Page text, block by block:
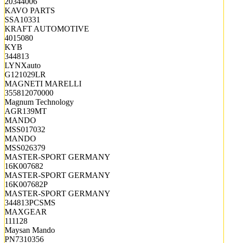
KAVO PARTS
SSA10331
KRAFT AUTOMOTIVE
4015080
KYB
344813
LYNXauto
G121029LR
MAGNETI MARELLI
355812070000
Magnum Technology
AGR139MT
MANDO
MSS017032
MANDO
MSS026379
MASTER-SPORT GERMANY
16K007682
MASTER-SPORT GERMANY
16K007682P
MASTER-SPORT GERMANY
344813PCSMS
MAXGEAR
111128
Maysan Mando
PN7310356